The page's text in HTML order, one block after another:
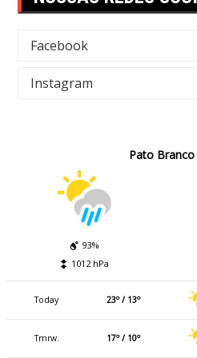
Facebook
Instagram
Pato Branco
93%
1012 hPa
Today 23º / 13º
Tmrw. 17º / 10º